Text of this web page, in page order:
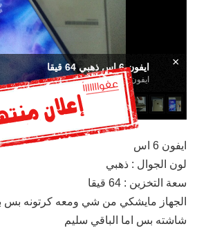
ايفون 6 اس ذهبي 64 قيقا
ايفون 6 اس ذهبي 64 قيقا
×
ايفون 6 اس
لون الجوال : ذهبي
سعة التخزين : 64 قيقا
الجهاز مايشكي من شي ومعه كرتونه بس
شاشته بس اما الباقي سليم